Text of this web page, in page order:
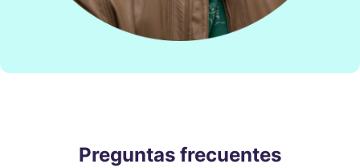
Preguntas frecuentes